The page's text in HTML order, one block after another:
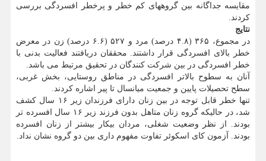
مقایسه جداگانه بین گروههای کم خطر و پرخطر افسردگی بررسی
کردند.
نتایج
در مجموع، ۳۶۵ (۴.۸ درصد) مرد و ۵۲۷ (۶.۶ درصد) زن در معرض
خطر بالای افسردگی قرار داشتند. محققان دریافتند فعالیت بدنی با
خطر افسردگی در بین شرکت کنندگان در تحقیق مرتبط می باشد.
آنان به سطوح بالاتر افسردگی در مناطق روستایی، بخش غربی،
سطح تحصیلات پایین و جمعیت میانسال تا پیر اشاره کردند.
تنها خطر قابل توجه در بین زنان دارای فرزندان زیر ۱۶ سال کشف
شد، در حالیکه گروه زنان متاهل بدون فرزند زیر ۱۶ سال افسرده تر
بودند. از نظر وضعیت شغلی، مردان بیکار بیشتر از زنان افسرده
بودند. آزمون کای اسکوئر تفاوت مفهوم داری بین دو گروه نشان نداد.